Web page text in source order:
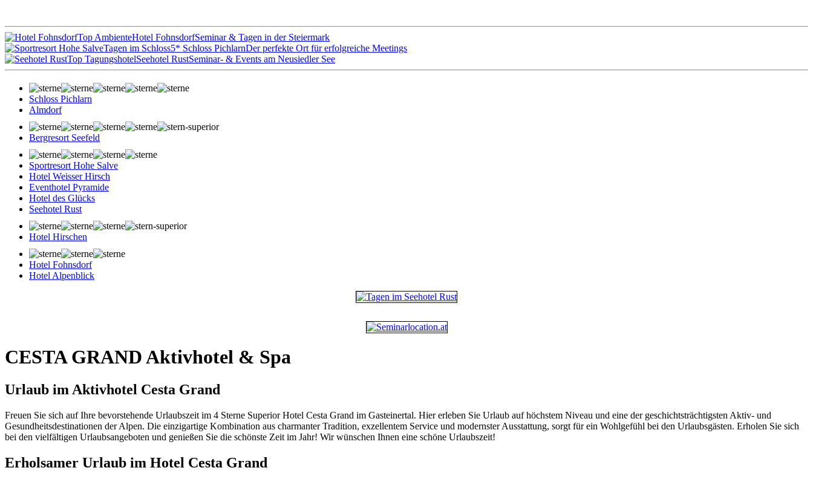
Top AmbienteHotel FohnsdorfSeminar & Tagen in der Steiermark
Tagen im Schloss5* Schloss PichlarnDer perfekte Ort für erfolgreiche Meetings
Top TagungshotelSeehotel RustSeminar- & Events am Neusiedler See
Schloss Pichlarn
Almdorf
Bergresort Seefeld
Sportresort Hohe Salve
Hotel Weisser Hirsch
Eventhotel Pyramide
Hotel des Glücks
Seehotel Rust
Hotel Hirschen
Hotel Fohnsdorf
Hotel Alpenblick
CESTA GRAND Aktivhotel & Spa
Urlaub im Aktivhotel Cesta Grand
Freuen Sie sich auf Ihre bevorstehende Urlaubszeit im 4 Sterne Superior Hotel Cesta Grand im Gasteinertal. Hier erleben Sie Urlaub auf höchstem Niveau und eine der geschichtsträchtigsten Aktiv- und
Gesundheitsdestinationen der Alpen. Die einzigartige Kombination aus charmanter Tradition, exzellentem Service und modernster Ausstattung, sorgt für ein Wohlgefühl bei den Urlaubsgästen. Erholen Sie sich
bei den vielfältigen Urlaubsangeboten und genießen Sie die schönste Zeit im Jahr! Wir wünschen Ihnen eine schöne Urlaubszeit!
Erholsamer Urlaub im Hotel Cesta Grand